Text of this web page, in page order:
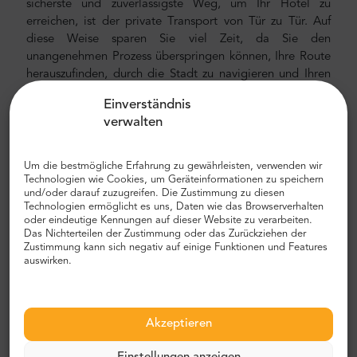
Einverständnis
verwalten
Um die bestmögliche Erfahrung zu gewährleisten, verwenden wir
Technologien wie Cookies, um Geräteinformationen zu speichern
und/oder darauf zuzugreifen. Die Zustimmung zu diesen
Technologien ermöglicht es uns, Daten wie das Browserverhalten
oder eindeutige Kennungen auf dieser Website zu verarbeiten.
Das Nichterteilen der Zustimmung oder das Zurückziehen der
Zustimmung kann sich negativ auf einige Funktionen und Features
auswirken.
Akzeptieren
sicherste und zuverlässigste Weg, um Ihr Hotel zu
erreichen, ist der private Transport von Tür zu Tür. Auf
diese Weise sparen Sie viel Zeit, da Sie den
unangenehmen Prozess überspringen können, Ihre Route
herauszufinden, durch die Stadt zu navigieren und Ihren
Flughafen- und Stadttransfer
erschwinglichen Flughafentransfer? Reservieren Sie eines
bei Mr.Shuttle, einem Trip-Advisor-Benutzer der Wahl
eines Reisenden. Wir bieten Tür-zu-Tür-Transport in
neuen, modernen, komfortablen, klimatisierten Autos,
Minivans und Minibussen. Unsere Crew besteht aus
erfahrenen erfahrenen Fahrern, die fließend Englisch
Flughafen- und Stadttransferkosten
Shuttle ist niedriger als der eines Flughafentaxis. Unsere